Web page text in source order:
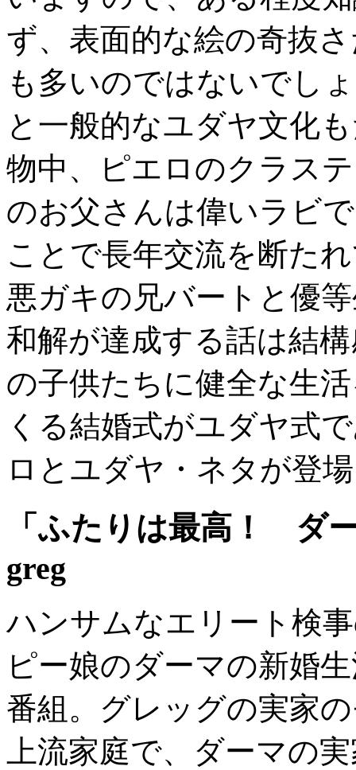
ず、表面的な絵の奇抜
も多いのではないでし
と一般的なユダヤ文化
物中、ピエロのクラス
のお父さんは偉いラビ
ことで長年交流を断た
悪ガキの兄バートと優
和解が達成する話は結
の子供たちに健全な生
くる結婚式がユダヤ式
ロとユダヤ・ネタが登
「ふたりは最高！ ダ
greg
ハンサムなエリート検
ピー娘のダーマの新婚
番組。グレッグの実家
上流家庭で、ダーマの